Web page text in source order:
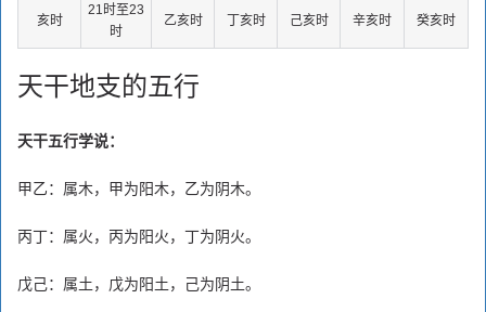
亥时
21时至23
时
乙亥时 丁亥时 己亥时 辛亥时 癸亥时
天干地支的五行
天干五行学说：
甲乙：属木，甲为阳木，乙为阴木。
丙丁：属火，丙为阳火，丁为阴火。
戊己：属土，戊为阳土，己为阴土。